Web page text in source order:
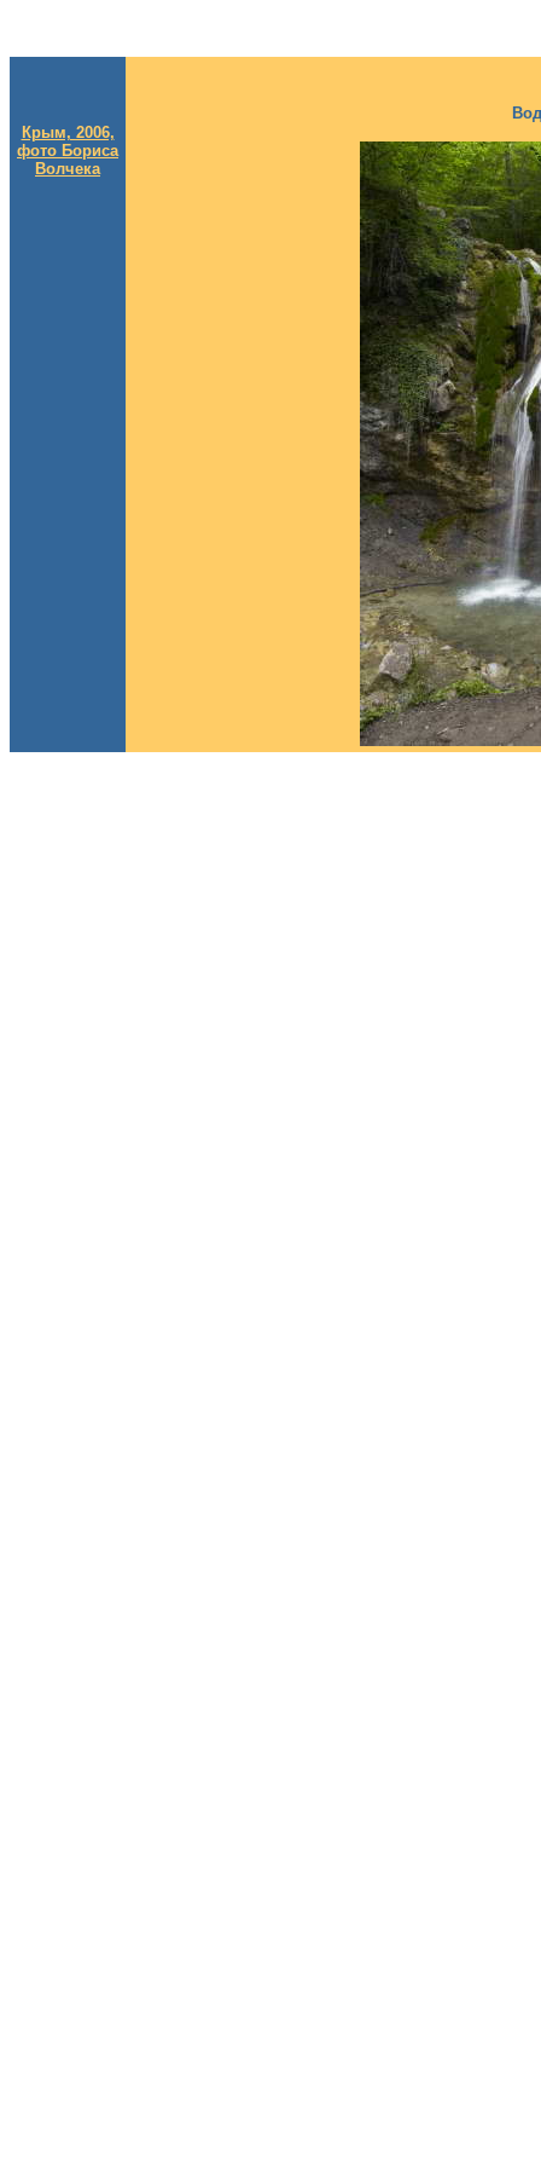
Крым, 2006,
фото Бориса
Волчека